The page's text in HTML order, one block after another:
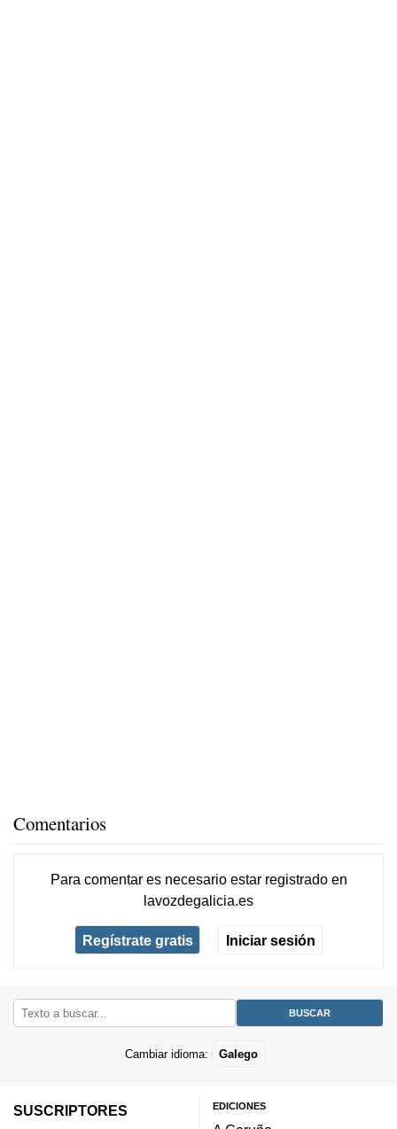
Comentarios
Para comentar es necesario estar registradoen
lavozdegalicia.es
Regístrate gratis Iniciar sesión
Cambiar idioma: Galego
SUSCRIPTORES EDICIONES